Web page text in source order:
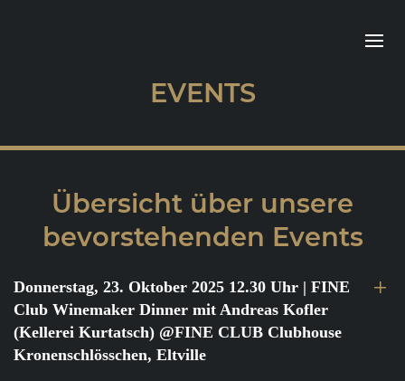
EVENTS
Übersicht über unsere
bevorstehenden Events
Donnerstag, 23. Oktober 2025 12.30 Uhr | FINE
Club Winemaker Dinner mit Andreas Kofler
(Kellerei Kurtatsch) @FINE CLUB Clubhouse
Kronenschlösschen, Eltville